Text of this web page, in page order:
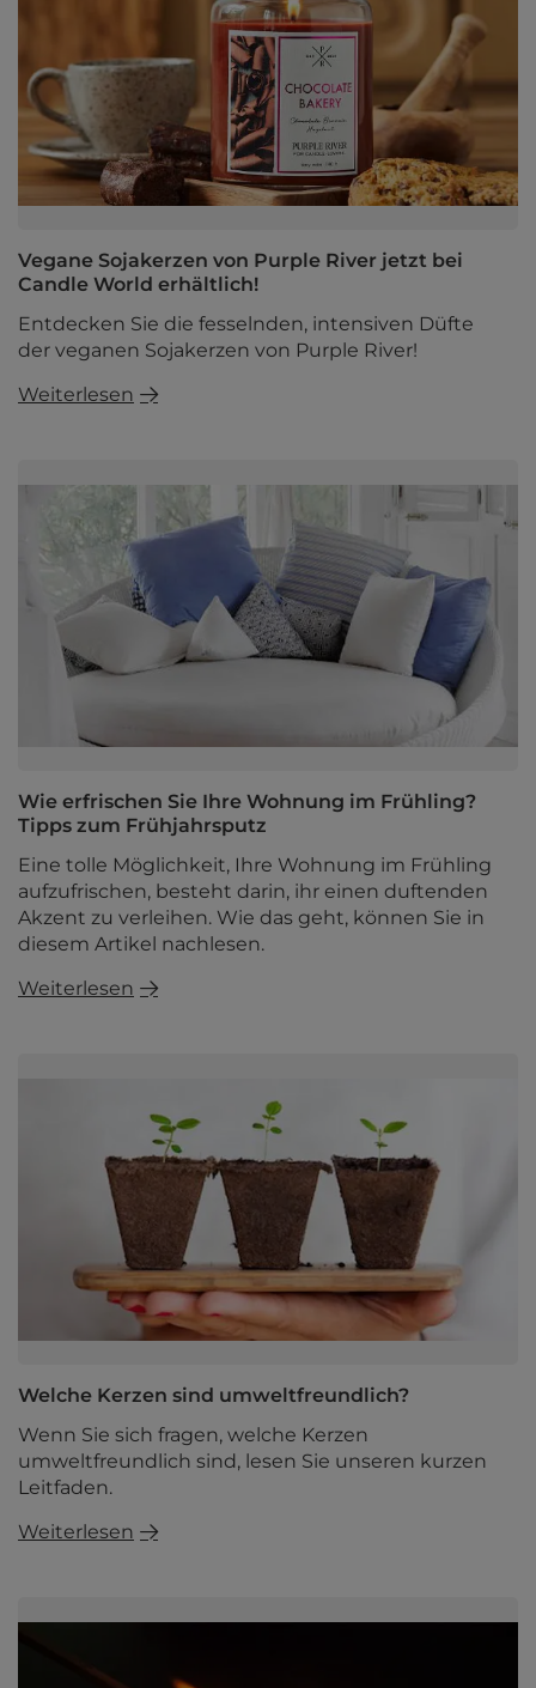
Vegane Sojakerzen von Purple River jetzt bei
Candle World erhältlich!
Entdecken Sie die fesselnden, intensiven Düfte
der veganen Sojakerzen von Purple River!
Weiterlesen
Wie erfrischen Sie Ihre Wohnung im Frühling?
Tipps zum Frühjahrsputz
Eine tolle Möglichkeit, Ihre Wohnung im Frühling
aufzufrischen, besteht darin, ihr einen duftenden
Akzent zu verleihen. Wie das geht, können Sie in
diesem Artikel nachlesen.
Weiterlesen
Welche Kerzen sind umweltfreundlich?
Wenn Sie sich fragen, welche Kerzen
umweltfreundlich sind, lesen Sie unseren kurzen
Leitfaden.
Weiterlesen